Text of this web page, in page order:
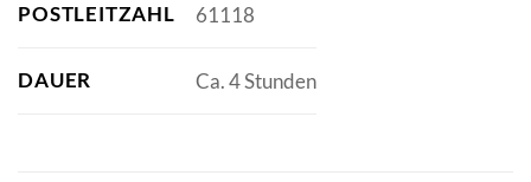
POSTLEITZAHL 61118
DAUER Ca. 4 Stunden